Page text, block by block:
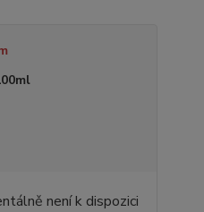
není k dispozici